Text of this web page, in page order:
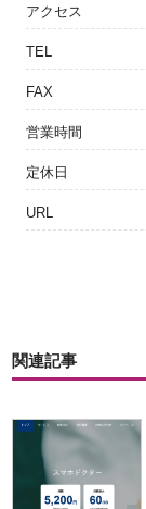
アクセス
TEL
FAX
営業時間
定休日
URL
関連記事